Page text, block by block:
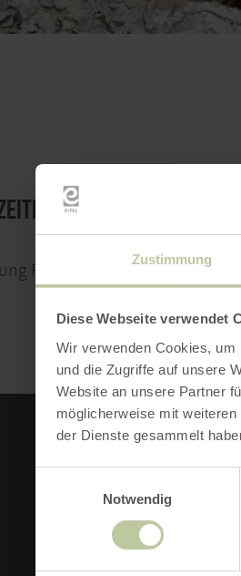
Zustimmung
Diese Webseite verwendet
Wir verwenden Cookies,
und die Zugriffe auf unsere
Website an unsere Partner
möglicherweise mit
der Dienste gesammelt
Notwendig
Rur& Fels ist nach